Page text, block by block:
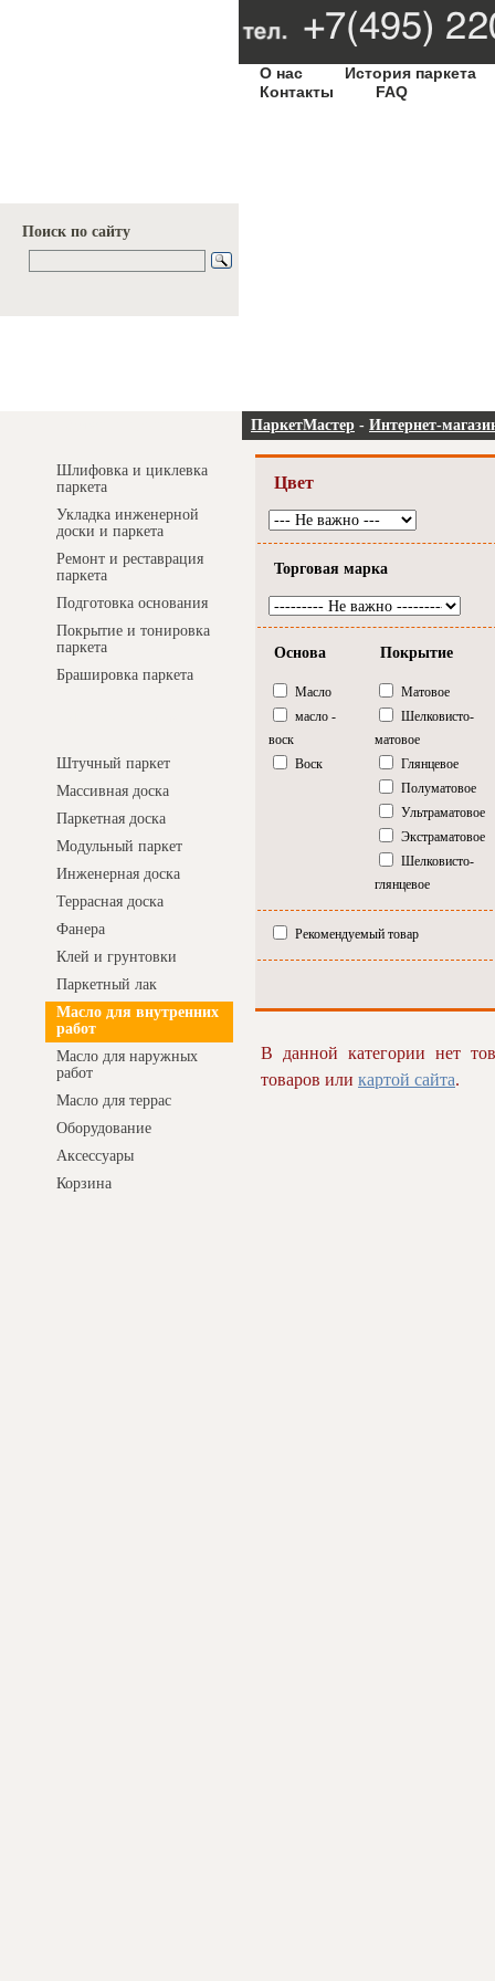
Поиск по сайту
О нас
История паркета
Контакты
FAQ
Шлифовка и циклевка
паркета
Укладка инженерной
доски и паркета
Ремонт и реставрация
паркета
Подготовка основания
Покрытие и тонировка
паркета
Брашировка паркета
Штучный паркет
Массивная доска
Паркетная доска
Модульный паркет
Инженерная доска
Террасная доска
Фанера
Клей и грунтовки
Паркетный лак
Масло для внутренних
работ
Масло для наружных
работ
Масло для террас
Оборудование
Аксессуары
Корзина
ПаркетМастер - Интернет-
Цвет
Торговая марка
Основа
Масло
масло -
воск
Воск
Покрытие
Матовое
Шелковисто-
матовое
Глянцевое
Полуматовое
Ультраматовое
Экстраматовое
Шелковисто-
глянцевое
Рекомендуемый товар
В данной категории нет
товаров или картой сайта.